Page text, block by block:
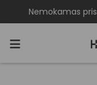
Nemokamas